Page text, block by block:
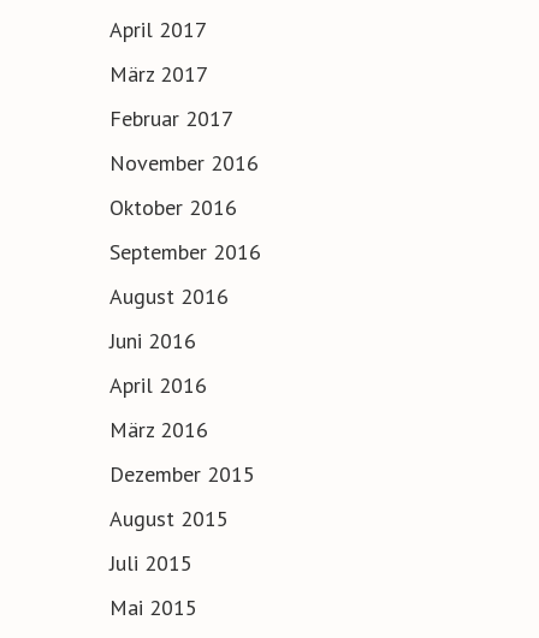
April 2017
März 2017
Februar 2017
November 2016
Oktober 2016
September 2016
August 2016
Juni 2016
April 2016
März 2016
Dezember 2015
August 2015
Juli 2015
Mai 2015